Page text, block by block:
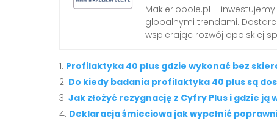
Makler.opole.pl –
globalnymi trendami.
wspierając rozwój opolskiej
Profilaktyka 40 plus gdzie wykonać bez
Do kiedy badania profilaktyka 40 plus są
Jak złożyć rezygnację z Cyfry Plus i gdzie ją
Deklaracja śmieciowa jak wypełnić